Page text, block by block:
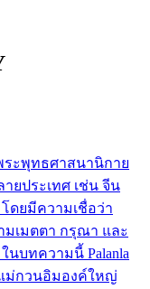
ระพุทธศาสนานิกาย
ยประเทศ เช่น จีน
ดยมีความเชื่อว่า
เมตตา กรุณา และ
นบทความนี้ Palanla
ม่กวนอิมองค์ใหญ่